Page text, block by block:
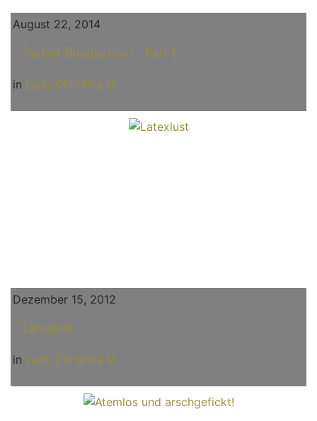
August 22, 2014
Perfect Humiliation! - Part 1
in Lady Christina M.
Dezember 15, 2012
Latexlust
in Lady Christina M.